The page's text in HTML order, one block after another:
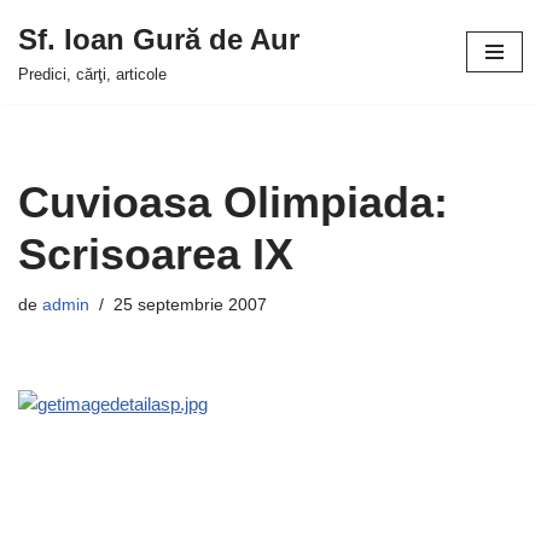
Sari
Sf. Ioan Gură de Aur
Predici, cărţi, articole
Cuvioasa Olimpiada:
Scrisoarea IX
de admin 25 septembrie 2007